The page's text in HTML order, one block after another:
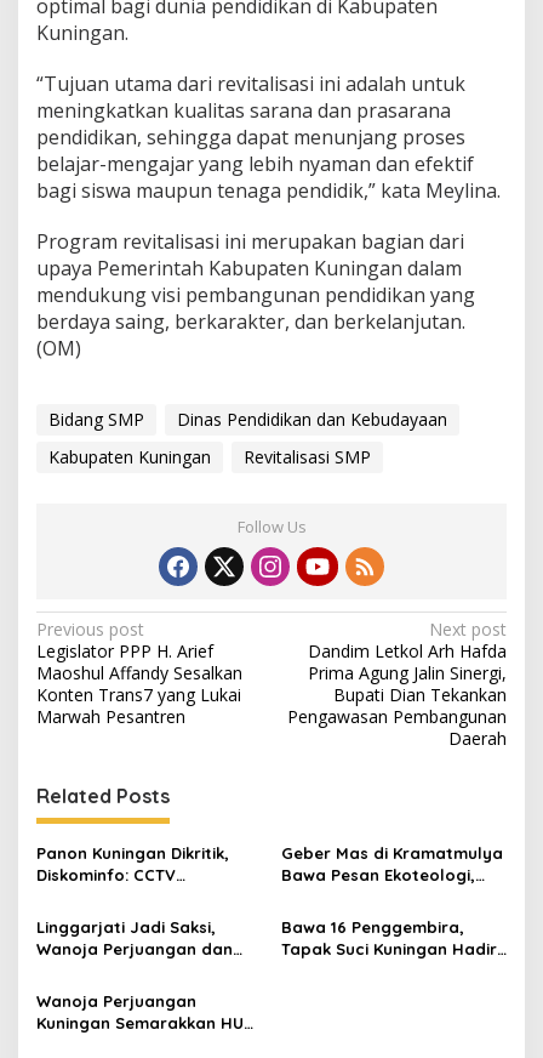
optimal bagi dunia pendidikan di Kabupaten
Kuningan.
“Tujuan utama dari revitalisasi ini adalah untuk
meningkatkan kualitas sarana dan prasarana
pendidikan, sehingga dapat menunjang proses
belajar-mengajar yang lebih nyaman dan efektif
bagi siswa maupun tenaga pendidik,” kata Meylina.
Program revitalisasi ini merupakan bagian dari
upaya Pemerintah Kabupaten Kuningan dalam
mendukung visi pembangunan pendidikan yang
berdaya saing, berkarakter, dan berkelanjutan.
(OM)
Bidang SMP
Dinas Pendidikan dan Kebudayaan
Kabupaten Kuningan
Revitalisasi SMP
Follow Us
Post
navigation
Previous post
Legislator PPP H. Arief
Maoshul Affandy Sesalkan
Konten Trans7 yang Lukai
Marwah Pesantren
Next post
Dandim Letkol Arh Hafda
Prima Agung Jalin Sinergi,
Bupati Dian Tekankan
Pengawasan Pembangunan
Daerah
Related Posts
Panon Kuningan Dikritik,
Diskominfo: CCTV
Kasus Kejahatan
Geber Mas di Kramatmulya
Bawa Pesan Ekoteologi,
Tanam Pohon
Linggarjati Jadi Saksi,
Wanoja Perjuangan dan
Kemerdekaan
Bawa 16 Penggembira,
Tapak Suci Kuningan Hadiri
Wanoja Perjuangan
Kuningan Semarakkan HUT